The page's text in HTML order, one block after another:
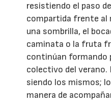
resistiendo el paso
compartida frente al
una sombrilla, el
caminata o la fruta
continúan formando
colectivo del verano.
siendo los mismos;
manera de